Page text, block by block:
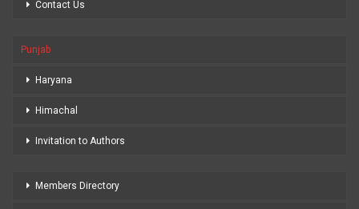
Contact Us
Punjab
Haryana
Himachal
Invitation to Authors
Members Directory